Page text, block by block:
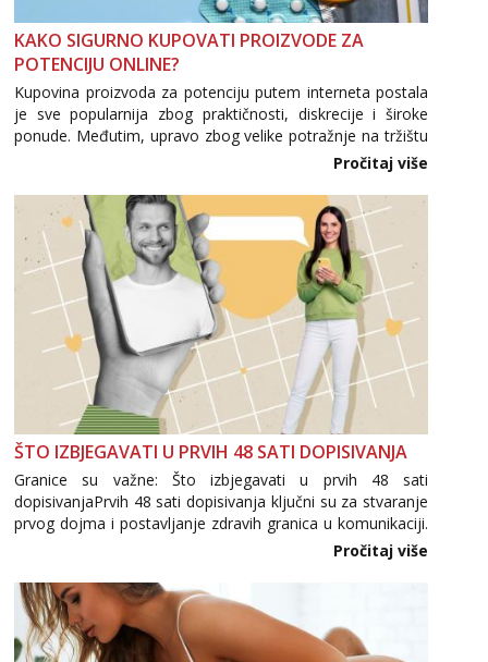
Tel:064/677-677- Kod: #69
tel:0,93€ - mob:1,12€ min
Obavijesti me kada se oslobodi
Biljana
Razgovaram :)
Obavijesti me kada se oslobodi
Monika
Čekam tvoj poziv!
064/677-677- Kod: #133
tel:0,93€ - mob:1,12€ min
Ivančica
Čekam tvoj poziv!
064/677-677
- Kod: #108
tel:0,93€ - mob:1,12€ min
Čekam tvoj poziv!
Tel:064/677-677- Kod: #123
tel:0,93€ - mob:1,12€ min
Anđela
Čekam tvoj poziv!
Tel:064/677-677- Kod: #142
tel:0,93€ - mob:1,12€ min
KAKO SIGURNO KUPOVATI PROIZVODE ZA
POTENCIJU ONLINE?
Kupovina proizvoda za potenciju putem interneta postala
je sve popularnija zbog praktičnosti, diskrecije i široke
ponude. Međutim, upravo zbog velike potražnje na tržištu
se pojavljuju i brojni krivotvoreni proizvodi, nepouzdane
internetske trgovine te proizvodi nepoznatog podrijetla. ...
Pročitaj više
ŠTO IZBJEGAVATI U PRVIH 48 SATI DOPISIVANJA
Granice su važne: Što izbjegavati u prvih 48 sati
dopisivanjaPrvih 48 sati dopisivanja ključni su za stvaranje
prvog dojma i postavljanje zdravih granica u komunikaciji.
Važno je izbjeći prebrzo otkrivanje osobnih ili intimnih
informacija, jer nepoznata osoba još nije zaslužila to
povjerenje. Takođe...
Pročitaj više